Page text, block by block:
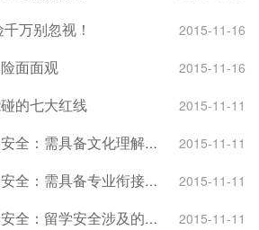
2015-11-16
万别忽视！
2015-11-16
面面观
2015-11-11
的七大红线
2015-11-11
需具备文化理解融会能力
2015-11-11
需具备专业衔接进取能力
2015-11-11
留学安全涉及的四种能力